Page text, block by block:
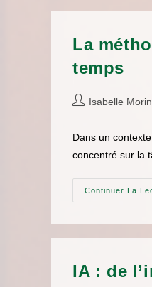
La
temps
Isabelle Morin
Dans un
concentré sur la
Continuer La
IA : de